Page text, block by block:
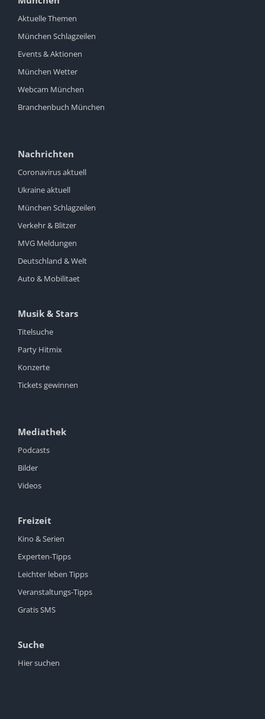
Aktuelle Themen
München Schlagzeilen
Events & Aktionen
München Wetter
Webcam München
Branchenbuch München
Nachrichten
Coronavirus aktuell
Ukraine aktuell
München Schlagzeilen
Verkehr & Blitzer
MVG Meldungen
Deutschland & Welt
Auto & Mobilitaet
Musik & Stars
Titelsuche
Party Hitmix
Konzerte
Tickets gewinnen
Mediathek
Podcasts
Bilder
Videos
Freizeit
Kino & Serien
Experten-Tipps
Leichter leben Tipps
Veranstaltungs-Tipps
Gratis SMS
Suche
Hier suchen